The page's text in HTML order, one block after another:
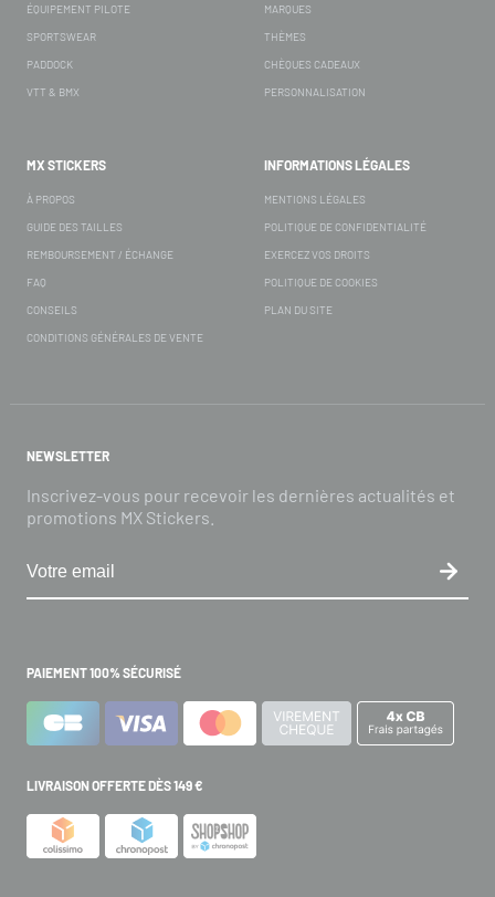
ÉQUIPEMENT PILOTE
SPORTSWEAR
PADDOCK
VTT & BMX
MARQUES
THÈMES
CHÈQUES CADEAUX
PERSONNALISATION
MX STICKERS
À PROPOS
GUIDE DES TAILLES
REMBOURSEMENT / ÉCHANGE
FAQ
CONSEILS
CONDITIONS GÉNÉRALES DE VENTE
INFORMATIONS LÉGALES
MENTIONS LÉGALES
POLITIQUE DE CONFIDENTIALITÉ
EXERCEZ VOS DROITS
POLITIQUE DE COOKIES
PLAN DU SITE
NEWSLETTER
Inscrivez-vous pour recevoir les dernières actualités et
promotions MX Stickers.
PAIEMENT 100% SÉCURISÉ
LIVRAISON OFFERTE DÈS 149 €